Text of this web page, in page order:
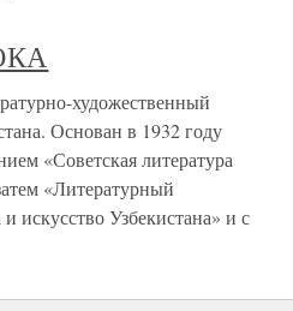
художественный
Основан в 1932 году
«Советская литература
«Литературный
искусство Узбекистана» и с